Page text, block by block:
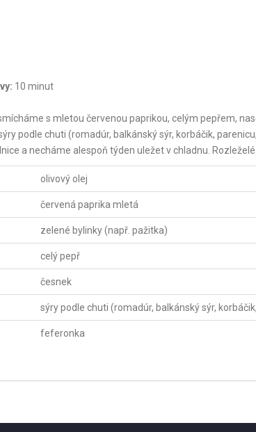
10 minut
s mletou červenou paprikou, celým pepřem,
podle chuti (romadúr, balkánský sýr, korbáčik,
a necháme alespoň týden uležet v chladnu.
olivový olej
červená paprika mletá
zelené bylinky (např. pažitka)
celý pepř
česnek
sýry podle chuti (romadúr, balkánský sýr,
feferonka